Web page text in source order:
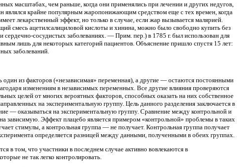
масштабах, чем раньше, когда они применялись при лечении и других недугов,
крайне популярным жаропонижающим средством еще с тех времен, когда
лекарственный эффект, но только в случае, если жар вызывается малярией.
смесь ацетилсалициловой кислоты и хинина, можно было свободно купить без
сердечно-сосудистых заболеваниях. — Прим. пер.) в 1785 г. был использован для
лишь для некоторых категорий пациентов. Объяснение пришло спустя 15 лет:
заболеваний.
из факторов («независимая» переменная), а другие — остаются постоянными
изменениям в независимых переменных. Все другие влияния проверяются
целей от многих вероятных факторов, способных оказать на них собственное
на экспериментальную группу. Цель данного разделения заключается в
— оказываться на экспериментальную группу. Сравнение между контрольной и
зависимую. Эффект плацебо является примером «контрольной» проблемы в таких
стимулы, а контрольная группа — не получает. Контрольная группа получает
определяется разницей между данными, полученными в обеих группах.
в том, что участники в последнем случае активно вовлекаются в
не так легко контролировать.